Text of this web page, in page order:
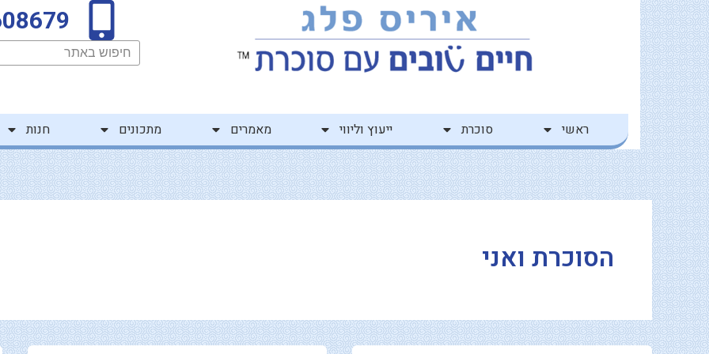
לתוכן
דילוג
לתוכן
חיפוש
ראשי סוכרת ייעוץ וליווי מאמרים מתכונים חנות
הסוכרת ואני